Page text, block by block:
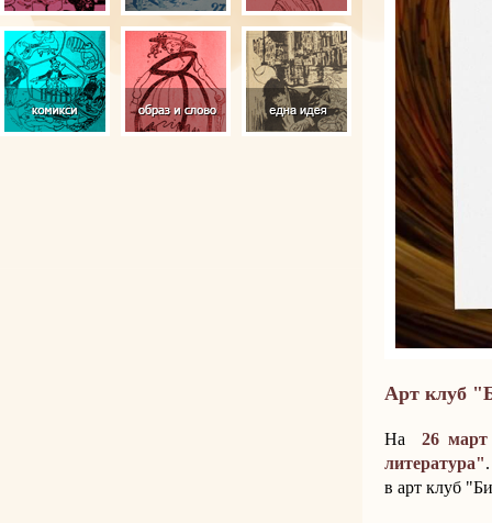
Арт клуб
На 26 март
литература"
в арт клуб